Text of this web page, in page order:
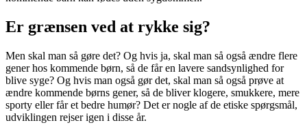
Er grænsen ved at rykke sig?
Men skal man så gøre det? Og hvis ja, skal man så også ændre flere
gener hos kommende børn, så de får en lavere sandsynlighed for
blive syge? Og hvis man også gør det, skal man så også prøve at
ændre kommende børns gener, så de bliver klogere, smukkere, mere
sporty eller får et bedre humør? Det er nogle af de etiske spørgsmål,
udviklingen rejser igen i disse år.